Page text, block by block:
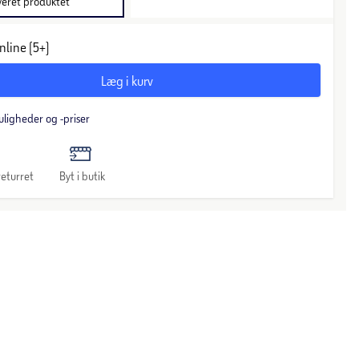
(5+)
Læg i kurv
og -priser
Byt i butik